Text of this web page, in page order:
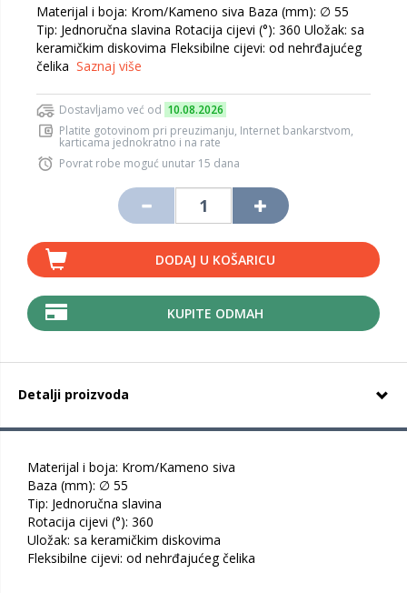
Materijal i boja: Krom/Kameno siva Baza (mm): ∅ 55
Tip: Jednoručna slavina Rotacija cijevi (°): 360 Uložak: sa
keramičkim diskovima Fleksibilne cijevi: od nehrđajućeg
čelika Saznaj više
Dostavljamo već od 10.08.2026
Platite gotovinom pri preuzimanju, Internet bankarstvom,
karticama jednokratno i na rate
Povrat robe moguć unutar 15 dana
DODAJ U KOŠARICU
KUPITE ODMAH
Detalji proizvoda
Materijal i boja: Krom/Kameno siva
Baza (mm): ∅ 55
Tip: Jednoručna slavina
Rotacija cijevi (°): 360
Uložak: sa keramičkim diskovima
Fleksibilne cijevi: od nehrđajućeg čelika